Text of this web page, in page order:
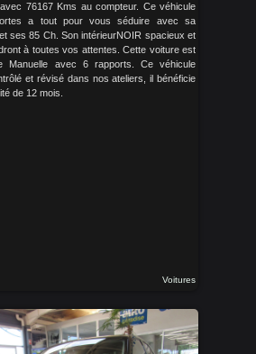
76167 Kms au compteur. Ce véhicule
a tout pour vous séduire avec sa
ses 85 Ch. Son intérieurNOIR spacieux et
à toutes vos attentes. Cette voiture est
Manuelle avec 6 rapports. Ce véhicule
et révisé dans nos ateliers, il bénéficie
de 12 mois.
Voitures